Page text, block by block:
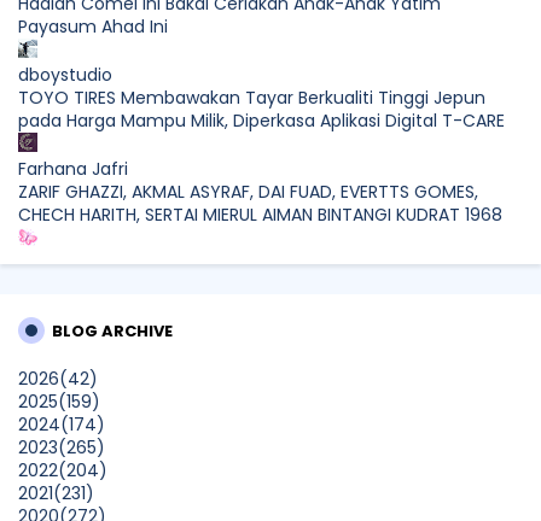
Payasum Ahad Ini
dboystudio
TOYO TIRES Membawakan Tayar Berkualiti Tinggi Jepun
pada Harga Mampu Milik, Diperkasa Aplikasi Digital T-CARE
Farhana Jafri
ZARIF GHAZZI, AKMAL ASYRAF, DAI FUAD, EVERTTS GOMES,
CHECH HARITH, SERTAI MIERUL AIMAN BINTANGI KUDRAT 1968
Mia Liana
Sunshine Kelly | Beauty . Fashion . Lifestyle . Travel . Fitness
Show All
BLOG ARCHIVE
2026(42)
2025(159)
2024(174)
2023(265)
2022(204)
2021(231)
2020(272)